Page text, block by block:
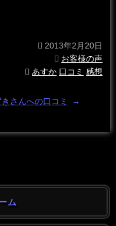
2013年2月20日
お客様の声
あすか 口コミ 感想
きさんへの口コミ →
ム